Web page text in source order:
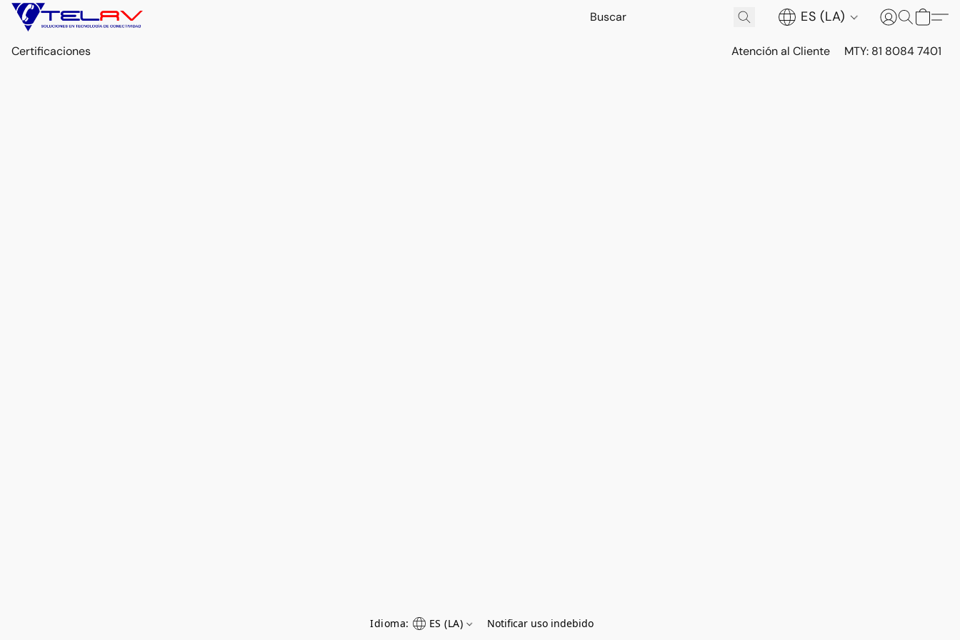
ES (LA)
Certificaciones Atención al Cliente MTY: 81 8084 7401
Idioma: ES (LA) Notificar uso indebido